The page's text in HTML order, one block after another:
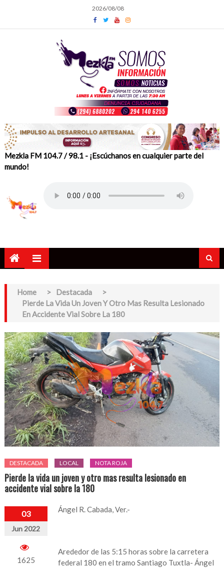
content
2026/08/08
Mezkla FM 104.7 / 98.1 - ¡Escúchanos en cualquier parte del
mundo!
Home > Destacada
>
Pierde La Vida Un Joven Y Otro Mas Resulta Lesionado
En Accidente Vial Sobre La 180
DESTACADA LOCAL NOTA ROJA
Pierde la vida un joven y otro mas resulta lesionado en
accidente vial sobre la 180
03
Jun 2022
1625
Ángel R. Cabada, Ver.-
Arededor de las 5:15 horas sobre la carretera
federal 180 en el tramo Santiago Tuxtla- Ángel